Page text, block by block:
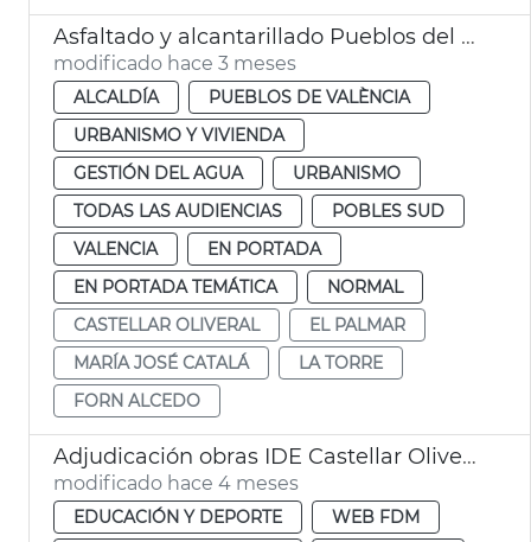
Asfaltado y alcantarillado Pueblos del Sur València
modificado hace 3 meses
ALCALDÍA
PUEBLOS DE VALÈNCIA
URBANISMO Y VIVIENDA
GESTIÓN DEL AGUA
URBANISMO
TODAS LAS AUDIENCIAS
POBLES SUD
VALENCIA
EN PORTADA
EN PORTADA TEMÁTICA
NORMAL
CASTELLAR OLIVERAL
EL PALMAR
MARÍA JOSÉ CATALÁ
LA TORRE
FORN ALCEDO
Adjudicación obras IDE Castellar Oliveral. València
modificado hace 4 meses
EDUCACIÓN Y DEPORTE
WEB FDM